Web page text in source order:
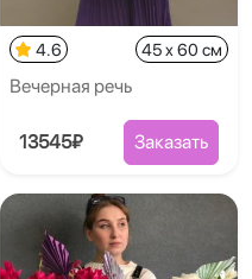
4.6 45 x 60 см
Вечерная речь
13545₽ Заказать